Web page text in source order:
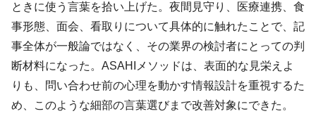
ときに使う言葉を拾い上げた。夜間見守り、医療連携、食
事形態、面会、看取りについて具体的に触れたことで、記
事全体が一般論ではなく、その業界の検討者にとっての判
断材料になった。ASAHIメソッドは、表面的な見栄えよ
りも、問い合わせ前の心理を動かす情報設計を重視するた
め、このような細部の言葉選びまで改善対象にできた。